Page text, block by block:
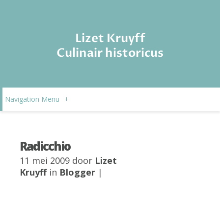
Lizet Kruyff
Culinair historicus
Navigation Menu +
Radicchio
11 mei 2009 door Lizet
Kruyffin Blogger |